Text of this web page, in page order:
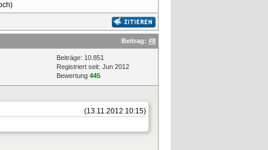
Beitrag: #8
Beiträge: 10.851
Registriert seit: Jun 2012
Bewertung 445
(13.11.2012 10:15)